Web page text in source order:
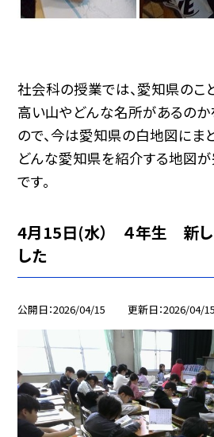
社会科の授業では、愛知県のこ
高い山やどんな名所があるの
ので、今は愛知県の白地図にま
どんな愛知県を紹介する地図
です。
4月15日(水） ４年生 新し
した
公開日 2026/04/15 更新日 2026/04/15